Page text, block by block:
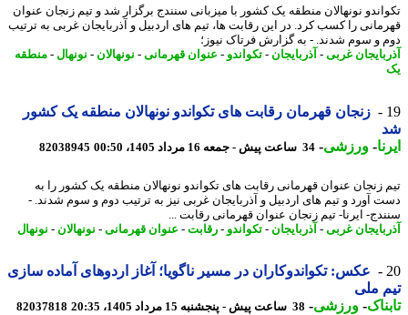
نونهالان منطقه یک کشور با میزبانی سنندج برگزار شد و تیم زنجان عنوان
را کسب کرد. در این رقابت ها، تیم های اردبیل و آذربایجان غربی به ترتیب
و سوم شدند. - به گزارش فرتاک نیوز؛
غربی- آذربایجان-تکواندو-عنوان قهرمانی-نونهالان-نونهال-منطقه
زنجان قهرمان رقابت های تکواندو نونهالان منطقه یک کشور
-ورزشی-34 ساعت پیش - جمعه 16 مرداد 1405، 00:50 82038945
زنجان عنوان قهرمانی رقابت های تکواندو نونهالان منطقه یک کشور را به
آورد و تیم های اردبیل و آذربایجان غربی نیز به ترتیب دوم و سوم شدند. -
ایرنا- تیم زنجان عنوان قهرمانی رقابت ...
غربی- آذربایجان-تکواندو-رقابت-عنوان قهرمانی-نونهالان-نونهال
عکس: تکواندوکاران در مسیر ناگویا؛ آغاز اردوهای آماده سازی
ملی
-ورزشی-38 ساعت پیش - پنجشنبه 15 مرداد 1405، 20:35 82037818